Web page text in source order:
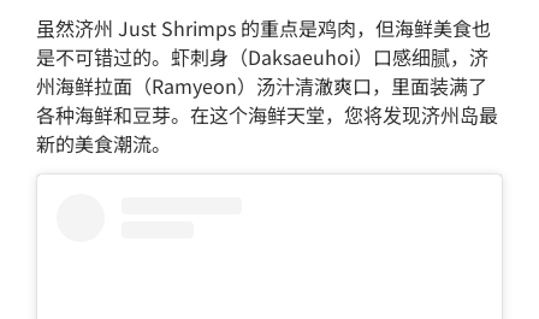
虽然济州 Just Shrimps 的重点是鸡肉，但海鲜美食也
是不可错过的。虾刺身（Daksaeuhoi）口感细腻，济
州海鲜拉面（Ramyeon）汤汁清澈爽口，里面装满了
各种海鲜和豆芽。在这个海鲜天堂，您将发现济州岛最
新的美食潮流。